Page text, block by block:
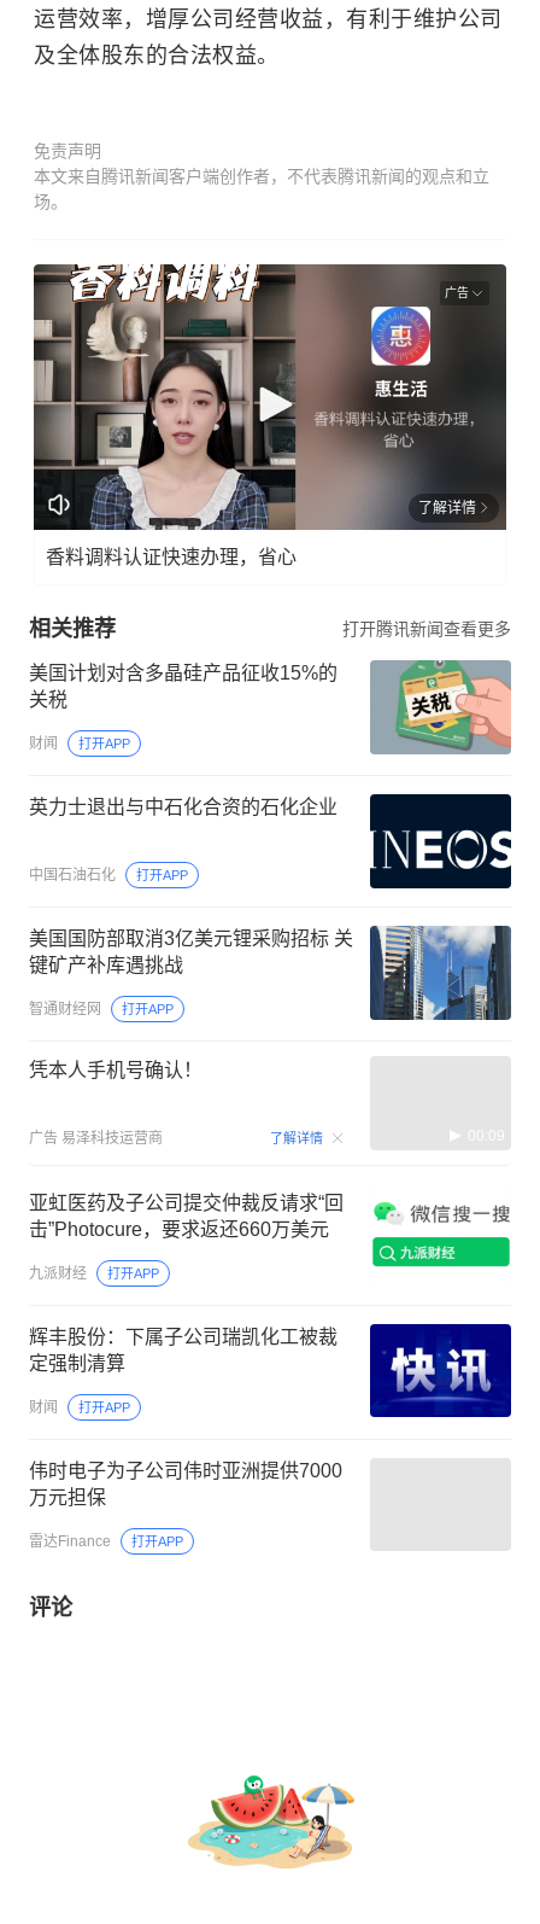
运营效率，增厚公司经营收益，有利于维护公司
及全体股东的合法权益。
免责声明
本文来自腾讯新闻客户端创作者，不代表腾讯新闻的观点和立
场。
广告
了解详情
香料调料认证快速办理，省心
相关推荐 打开腾讯新闻查看更多
美国计划对含多晶硅产品征收15%的
关税
财闻 打开APP
英力士退出与中石化合资的石化企业
中国石油石化 打开APP
美国国防部取消3亿美元锂采购招标 关
键矿产补库遇挑战
智通财经网 打开APP
凭本人手机号确认！
广告 易泽科技运营商 了解详情 00:09
亚虹医药及子公司提交仲裁反请求“回
击”Photocure，要求返还660万美元
九派财经 打开APP
辉丰股份：下属子公司瑞凯化工被裁
定强制清算
财闻 打开APP
伟时电子为子公司伟时亚洲提供7000
万元担保
雷达Finance 打开APP
评论